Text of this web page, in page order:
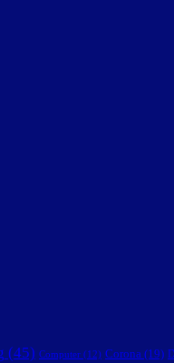
(45) Computer (12) Corona (19)